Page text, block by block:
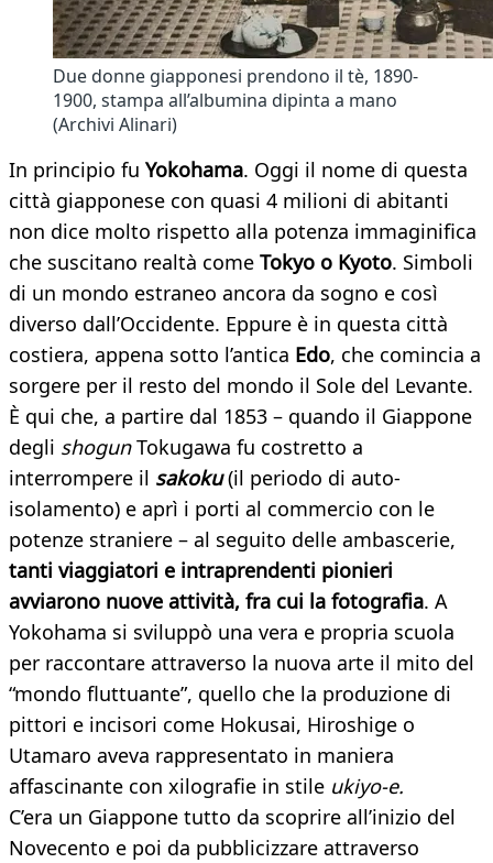
Due donne giapponesi prendono il tè, 1890-
1900, stampa all’albumina dipinta a mano
(Archivi Alinari)
In principio fu Yokohama. Oggi il nome di questa
città giapponese con quasi 4 milioni di abitanti
non dice molto rispetto alla potenza immaginifica
che suscitano realtà come Tokyo o Kyoto. Simboli
di un mondo estraneo ancora da sogno e così
diverso dall’Occidente. Eppure è in questa città
costiera, appena sotto l’antica Edo, che comincia a
sorgere per il resto del mondo il Sole del Levante.
È qui che, a partire dal 1853 – quando il Giappone
degli shogunTokugawa fu costretto a
interrompere il sakoku(il periodo di auto-
isolamento) e aprì i porti al commercio con le
potenze straniere – al seguito delle ambascerie,
tanti viaggiatori e intraprendenti pionieri
avviarono nuove attività, fra cui la fotografia. A
Yokohama si sviluppò una vera e propria scuola
per raccontare attraverso la nuova arte il mito del
“mondo fluttuante”, quello che la produzione di
pittori e incisori come Hokusai, Hiroshige o
Utamaro aveva rappresentato in maniera
affascinante con xilografie in stile ukiyo-e.
C’era un Giappone tutto da scoprire all’inizio del
Novecento e poi da pubblicizzare attraverso